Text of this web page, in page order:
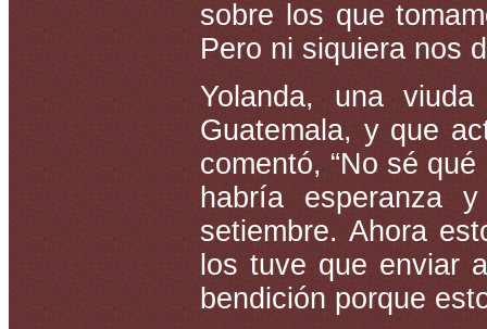
sobre los que
Pero ni siquiera nos
Yolanda, una
Guatemala, y que
comentó, “No sé
habría esperanza
setiembre. Ahora
los tuve que enviar
bendición porque